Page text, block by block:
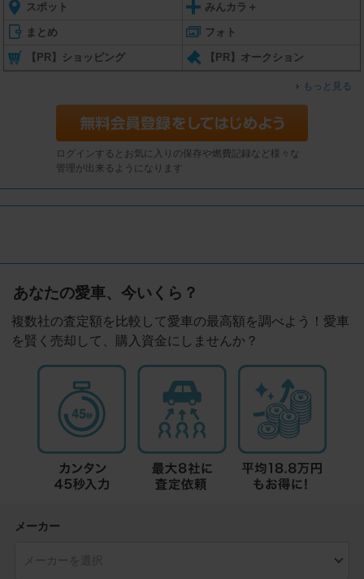
スポット みんカラ＋
まとめ フォト
【PR】ショッピング 【PR】オークション
もっと見る
ログインするとお気に入りの保存や燃費記録など様々な
管理が出来るようになります
あなたの愛車、今いくら？
複数社の査定額を比較して愛車の最高額を調べよう！愛車
を賢く売却して、購入資金にしませんか？
メーカー